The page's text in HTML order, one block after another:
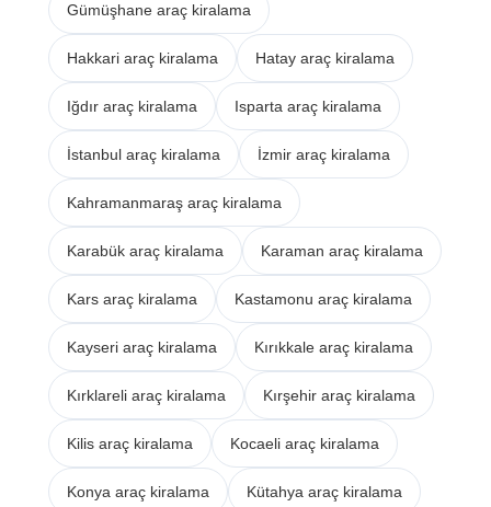
Gümüşhane araç kiralama
Hakkari araç kiralama Hatay araç kiralama
Iğdır araç kiralama Isparta araç kiralama
İstanbul araç kiralama İzmir araç kiralama
Kahramanmaraş araç kiralama
Karabük araç kiralama Karaman araç kiralama
Kars araç kiralama Kastamonu araç kiralama
Kayseri araç kiralama Kırıkkale araç kiralama
Kırklareli araç kiralama Kırşehir araç kiralama
Kilis araç kiralama Kocaeli araç kiralama
Konya araç kiralama Kütahya araç kiralama